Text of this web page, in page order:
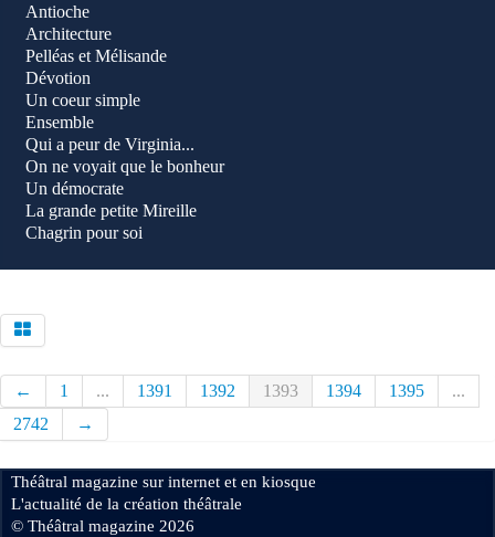
Antioche
Architecture
Pelléas et Mélisande
Dévotion
Un coeur simple
Ensemble
Qui a peur de Virginia...
On ne voyait que le bonheur
Un démocrate
La grande petite Mireille
Chagrin pour soi
← 1 ... 1391 1392 1393 1394 1395
...
2742
→
Théâtral magazine sur internet et en kiosque
L'actualité de la création théâtrale
© Théâtral magazine 2026